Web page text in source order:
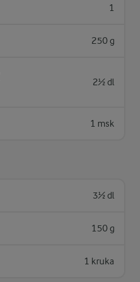
1
250 g
2½ dl
1 msk
3½ dl
150 g
1 kruka